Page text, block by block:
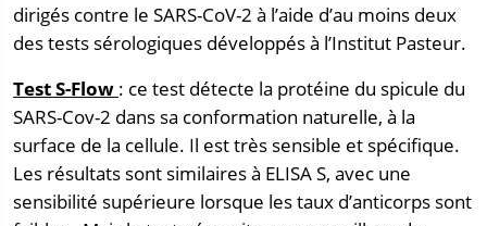
dirigés contre le SARS-CoV-2 à l’aide d’au moins deux
des tests sérologiques développés à l’Institut Pasteur.
Test S-Flow : ce test détecte la protéine du spicule du
SARS-Cov-2 dans sa conformation naturelle, à la
surface de la cellule. Il est très sensible et spécifique.
Les résultats sont similaires à ELISA S, avec une
sensibilité supérieure lorsque les taux d’anticorps sont